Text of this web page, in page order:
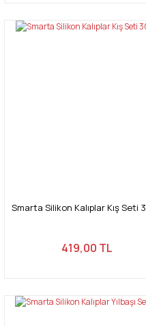
Smarta Silikon Kalıplar Kış Seti
419,00 TL